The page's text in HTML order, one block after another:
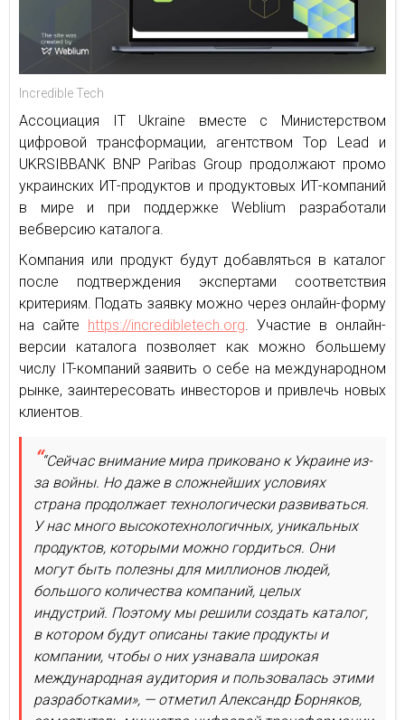
Incredible Tech
Ассоциация IT Ukraine вместе с Министерством
цифровой трансформации, агентством Top Lead и
UKRSIBBANK BNP Paribas Group продолжают промо
украинских ИТ-продуктов и продуктовых ИТ-компаний
в мире и при поддержке Weblium разработали
вебверсию каталога.
Компания или продукт будут добавляться в каталог
после подтверждения экспертами соответствия
критериям. Подать заявку можно через онлайн-форму
на сайте https://incredibletech.org . Участие в онлайн-
версии каталога позволяет как можно большему
числу IT-компаний заявить о себе на международном
рынке, заинтересовать инвесторов и привлечь новых
клиентов.
“Сейчас внимание мира приковано к Украине из-
за войны. Но даже в сложнейших условиях
страна продолжает технологически развиваться.
У нас много высокотехнологичных, уникальных
продуктов, которыми можно гордиться. Они
могут быть полезны для миллионов людей,
большого количества компаний, целых
индустрий. Поэтому мы решили создать каталог,
в котором будут описаны такие продукты и
компании, чтобы о них узнавала широкая
международная аудитория и пользовалась этими
разработками», — отметил Александр Борняков,